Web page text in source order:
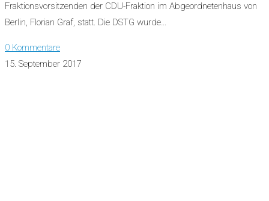
Fraktionsvorsitzenden der CDU-Fraktion im Abgeordnetenhaus von
Berlin, Florian Graf, statt. Die DSTG wurde…
0 Kommentare
15. September 2017